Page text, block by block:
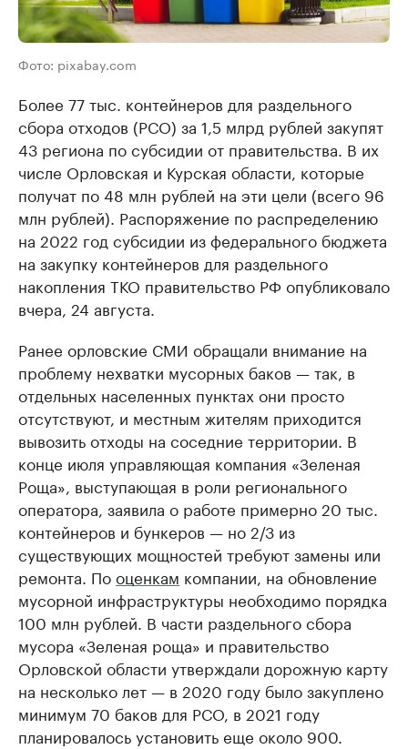
Фото: pixabay.com
Более 77 тыс. контейнеров для раздельного
сбора отходов (РСО) за 1,5 млрд рублей закупят
43 региона по субсидии от правительства. В их
числе Орловская и Курская области, которые
получат по 48 млн рублей на эти цели (всего 96
млн рублей). Распоряжение по распределению
на 2022 год субсидии из федерального бюджета
на закупку контейнеров для раздельного
накопления ТКО правительство РФ опубликовало
вчера, 24 августа.
Ранее орловские СМИ обращали внимание на
проблему нехватки мусорных баков — так, в
отдельных населенных пунктах они просто
отсутствуют, и местным жителям приходится
вывозить отходы на соседние территории. В
конце июля управляющая компания «Зеленая
Роща», выступающая в роли регионального
оператора, заявила о работе примерно 20 тыс.
контейнеров и бункеров — но 2/3 из
существующих мощностей требуют замены или
ремонта. Пооценкам компании, на обновление
мусорной инфраструктуры необходимо порядка
100 млн рублей. В части раздельного сбора
мусора «Зеленая роща» и правительство
Орловской области утверждали дорожную карту
на несколько лет — в 2020 году было закуплено
минимум 70 баков для РСО, в 2021 году
планировалось установить еще около 900.